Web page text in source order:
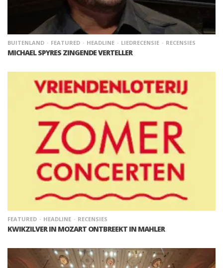
BUITENLAND FEATURED HEADLINE LIEDRECENSIE RECENSIES
MICHAEL SPYRES ZINGENDE VERTELLER
FEATURED HEADLINE RECENSIES
KWIKZILVER IN MOZART ONTBREEKT IN MAHLER